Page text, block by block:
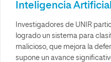
Inteligencia Artificial
Investigadores de UNIR
logrado un sistema para
malicioso, que mejora la
supone un avance